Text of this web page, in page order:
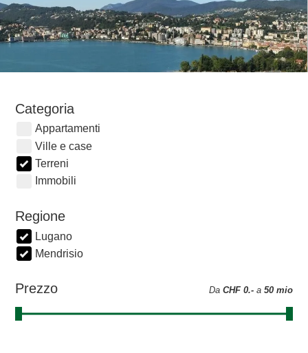
Categoria
Appartamenti
Ville e case
Terreni
Immobili
Regione
Lugano
Mendrisio
Prezzo Da CHF 0.- a 50 mio